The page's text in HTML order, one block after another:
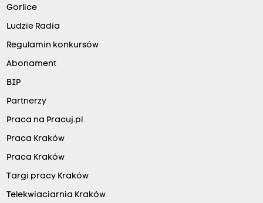
Gorlice
Ludzie Radia
Regulamin konkursów
Abonament
BIP
Partnerzy
Praca na Pracuj.pl
Praca Kraków
Praca Kraków
Targi pracy Kraków
Telekwiaciarnia Kraków